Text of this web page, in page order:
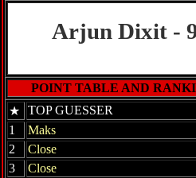
Arjun Dixit -
POINT TABLE AND
★
TOP GUESSER
1
Maks
2
Close
3
Close